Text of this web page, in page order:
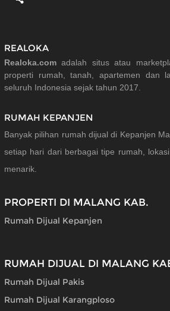
REALOKA
Realoka.com adalah situs atau
properti rumah, tanah, apartemen dan
seluruh Indonesia sejak tahun 2017.
RUMAH KEPANJEN
Banyak pilihan rumah dijual di Kepanjen
setiap hari dari berbagai tipe rumah,
menarik.
PROPERTI DI MALANG KAB.
Rumah Dijual Kepanjen
RUMAH DIJUAL DI MALANG
Rumah Dijual Pakis
Rumah Dijual Karangploso